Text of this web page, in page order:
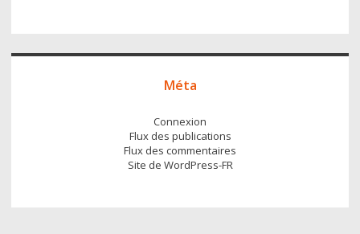
Méta
Connexion
Flux des publications
Flux des commentaires
Site de WordPress-FR